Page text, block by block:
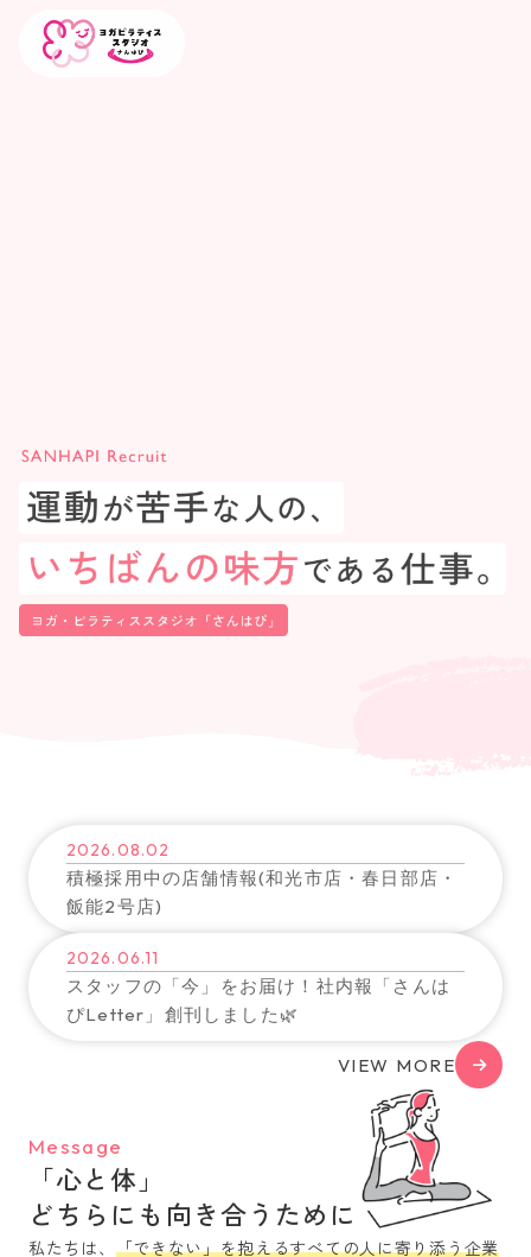
2026.08.02
積極採用中の店舗情報(和光市店・春日部店・
飯能2号店)
2026.06.11
スタッフの「今」をお届け！社内報「さんは
ぴLetter」創刊しました🌿
VIEW MORE
Message
「心と体」
どちらにも向き合うために
私たちは、 「できない」を抱えるすべての人に寄り添う企業